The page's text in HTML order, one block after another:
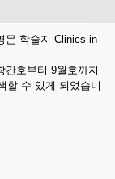
문 학술지 Clinics in
간호부터 9월호까지
할 수 있게 되었습니